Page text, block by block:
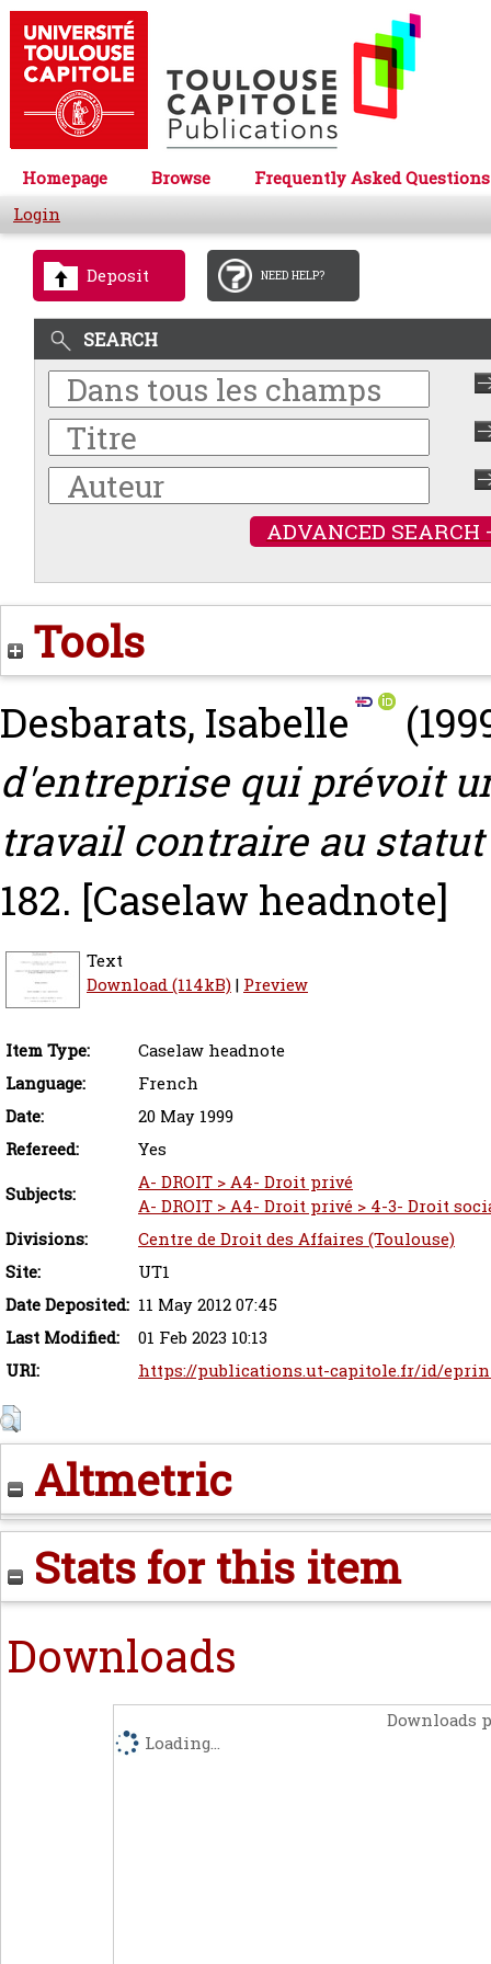
Homepage Browse
Frequently Asked Questions
Login
Deposit NEED HELP?
SEARCH
ADVANCED SEARCH
Tools
Desbarats, Isabelle
d'entreprise qui prévoit
travail contraire au statut
182. [Caselaw headnote]
Text
Download (114kB)| Preview
Item Type:
Caselaw headnote
Language:
French
Date:
20 May 1999
Refereed:
Yes
Subjects:
A- DROIT > A4- Droit privé
A- DROIT > A4- Droit privé > 4-3- Droit
Divisions:
Centre de Droit des Affaires (Toulouse)
Site:
UT1
Date Deposited: 11 May 2012 07:45
Last Modified:
01 Feb 2023 10:13
URI:
https://publications.ut-capitole.fr/id/
Altmetric
Stats for this item
Downloads
Downloads
Loading...